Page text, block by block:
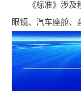
《标准》涉及移
眼镜、汽车座舱、